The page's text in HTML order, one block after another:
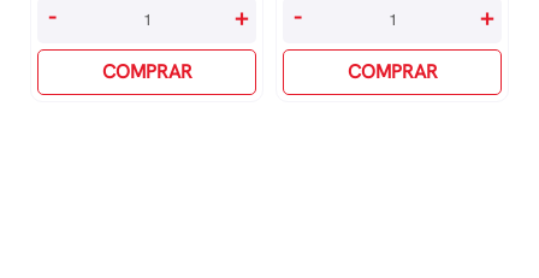
Vingança
- +
COMPRAR
Minecraft
De
- +
COMPRAR